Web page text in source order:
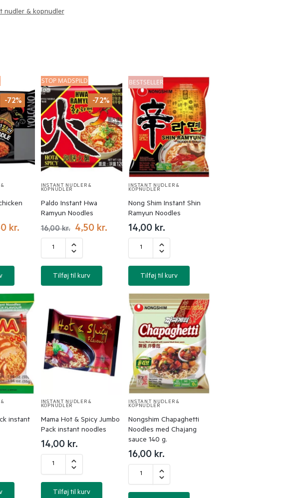
nudler & kopnudler
-72%
kr.
-72%
STOP MADSPILD
INSTANT NUDLER &
KOPNUDLER
Paldo Instant Hwa
Ramyun Noodles
16,00kr. 4,50 kr.
Tilføj til kurv
BESTSELLER
INSTANT NUDLER &
KOPNUDLER
Nong Shim Instant Shin
Ramyun Noodles
14,00 kr.
Tilføj til kurv
instant
INSTANT NUDLER &
KOPNUDLER
Mama Hot & Spicy Jumbo
Pack instant noodles
14,00 kr.
Tilføj til kurv
INSTANT NUDLER &
KOPNUDLER
Nongshim Chapaghetti
Noodles med Chajang
sauce 140 g.
16,00 kr.